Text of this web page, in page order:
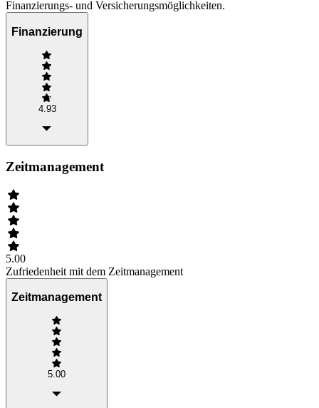
Finanzierungs- und Versicherungsmöglichkeiten.
Finanzierung
4.93
Zeitmanagement
5.00
Zufriedenheit mit dem Zeitmanagement
Zeitmanagement
5.00